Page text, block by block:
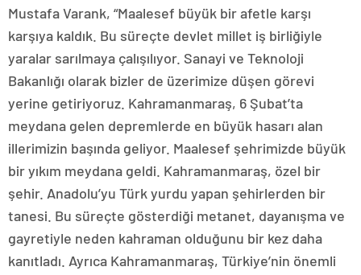
Mustafa Varank, “Maalesef büyük bir afetle karşı
karşıya kaldık. Bu süreçte devlet millet iş birliğiyle
yaralar sarılmaya çalışılıyor. Sanayi ve Teknoloji
Bakanlığı olarak bizler de üzerimize düşen görevi
yerine getiriyoruz. Kahramanmaraş, 6 Şubat’ta
meydana gelen depremlerde en büyük hasarı alan
illerimizin başında geliyor. Maalesef şehrimizde büyük
bir yıkım meydana geldi. Kahramanmaraş, özel bir
şehir. Anadolu’yu Türk yurdu yapan şehirlerden bir
tanesi. Bu süreçte gösterdiği metanet, dayanışma ve
gayretiyle neden kahraman olduğunu bir kez daha
kanıtladı. Ayrıca Kahramanmaraş, Türkiye’nin önemli